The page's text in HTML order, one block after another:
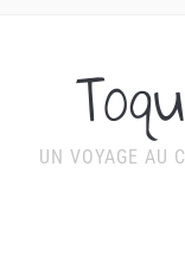
UN VOYAGE AU